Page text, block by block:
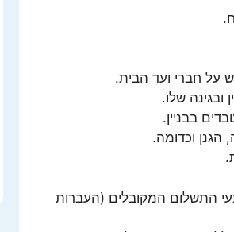
על חברי ועד הבית.
שלו.
בבניין.
וכדומה.
התשלום המקובלים (העברות